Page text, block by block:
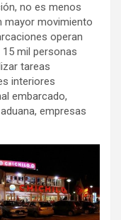
no es menos
mayor movimiento
operan
mil personas
tareas
interiores
embarcado,
empresas